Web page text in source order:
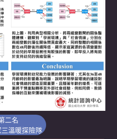
二名
溫暖探險隊